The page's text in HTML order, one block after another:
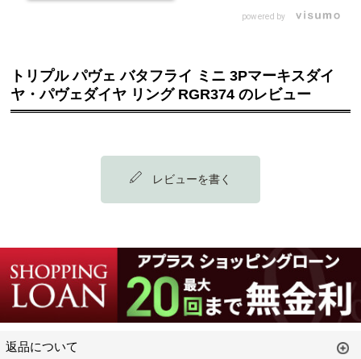
powered by
トリプル パヴェ バタフライ ミニ 3Pマーキスダイ
ヤ・パヴェダイヤ リング RGR374 のレビュー
レビューを書く
返品について